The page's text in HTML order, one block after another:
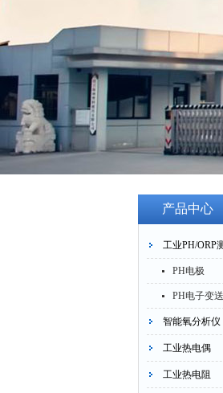
产品中心
工业PH/ORP
PH电极
PH电子变
智能氧分析仪
工业热电偶
工业热电阻